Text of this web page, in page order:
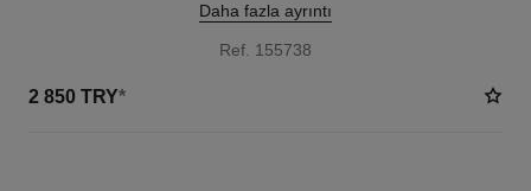
Daha fazla ayrıntı
Ref. 155738
2 850 TRY*